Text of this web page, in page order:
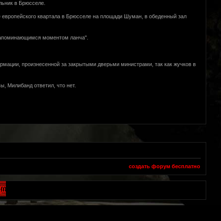
в Брюсселе.
квартала в Брюсселе на площади Шуман, в обеденный зал
моментом ланча".
произнесенной за закрытыми дверьми министрами, так как жучков в
Милибанд ответил, что нет.
создать форум бесплатно